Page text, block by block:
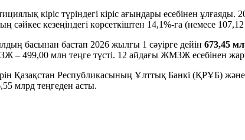
кіріс түріндегі кіріс ағындары есебінен
сәйкес кезеңіндегі көрсеткіштен 14,1%-ға (немесе
басынан бастап 2026 жылғы 1 сәуірге дейін 673,45
– 499,00 млн теңге түсті. 12 айдағы ЖМЗЖ есебінен
Қазақстан Республикасының Ұлттық Банкі (ҚРҰБ)
млрд теңгеден асты.